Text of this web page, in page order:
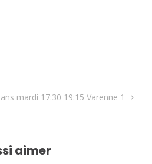
mardi 17:30 19:15 Varenne 1
aimer